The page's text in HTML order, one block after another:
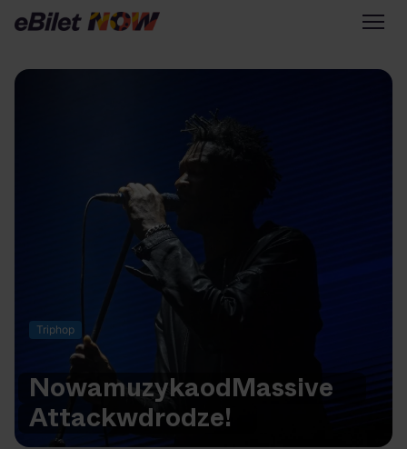
Zapisz się na newsletter
Przejdź na eBilet.pl
Na czasie
Warto sprawdzić na eBilet NOW
Scena Impostora
Historia jednej piosenki
Poza nurtem
Poznaj Polskę
Kultura Osobista
Triphop
NowamuzykaodMassive
Attackwdrodze!